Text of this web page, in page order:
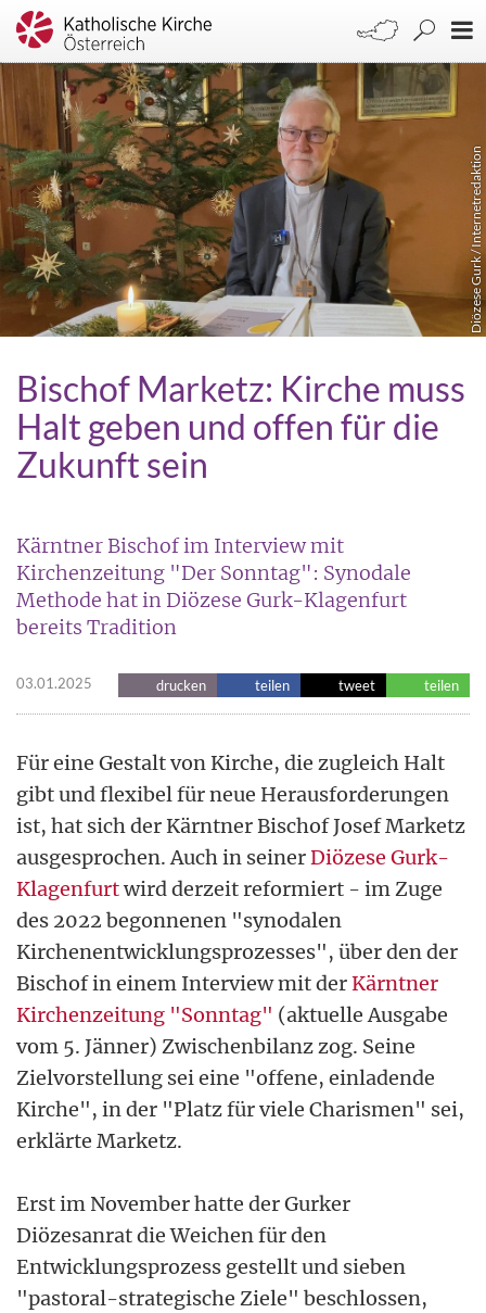
Diözese Gurk / Internetredaktion
Bischof Marketz: Kirche muss
Halt geben und offen für die
Zukunft sein
Kärntner Bischof im Interview mit
Kirchenzeitung "Der Sonntag": Synodale
Methode hat in Diözese Gurk-Klagenfurt
bereits Tradition
03.01.2025 drucken teilen tweet teilen
Für eine Gestalt von Kirche, die zugleich Halt
gibt und flexibel für neue Herausforderungen
ist, hat sich der Kärntner Bischof Josef Marketz
ausgesprochen. Auch in seinerDiözese Gurk-
Klagenfurtwird derzeit reformiert - im Zuge
des 2022 begonnenen "synodalen
Kirchenentwicklungsprozesses", über den der
Bischof in einem Interview mit derKärntner
Kirchenzeitung "Sonntag" (aktuelle Ausgabe
vom 5. Jänner) Zwischenbilanz zog. Seine
Zielvorstellung sei eine "offene, einladende
Kirche", in der "Platz für viele Charismen" sei,
erklärte Marketz.
Erst im November hatte der Gurker
Diözesanrat die Weichen für den
Entwicklungsprozess gestellt und sieben
"pastoral-strategische Ziele" beschlossen,